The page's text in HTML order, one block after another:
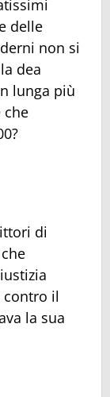
delle
non si
dea
lunga più
che
di
contro il
la sua